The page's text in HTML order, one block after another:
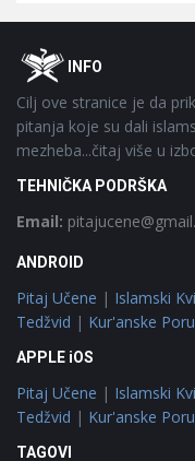
FooterOINFO
Cilj ove stranice je da
pitanja koje su dali
mezheba...čitaj više u
TEHNIČKA PODRŠKA
Email:
ANDROID
Pitaj Učene | Islamski
Tedžvid | Kur'anske
APPLE iOS
Pitaj Učene | Islamski
Tedžvid | Kur'anske
TAGOVI